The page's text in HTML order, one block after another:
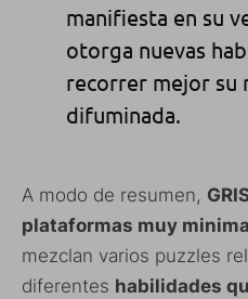
manifiesta en su
otorga nuevas
recorrer mejor su
difuminada.
A modo de resumen,
plataformas muy
mezclan varios puzzles
diferentes habilidades